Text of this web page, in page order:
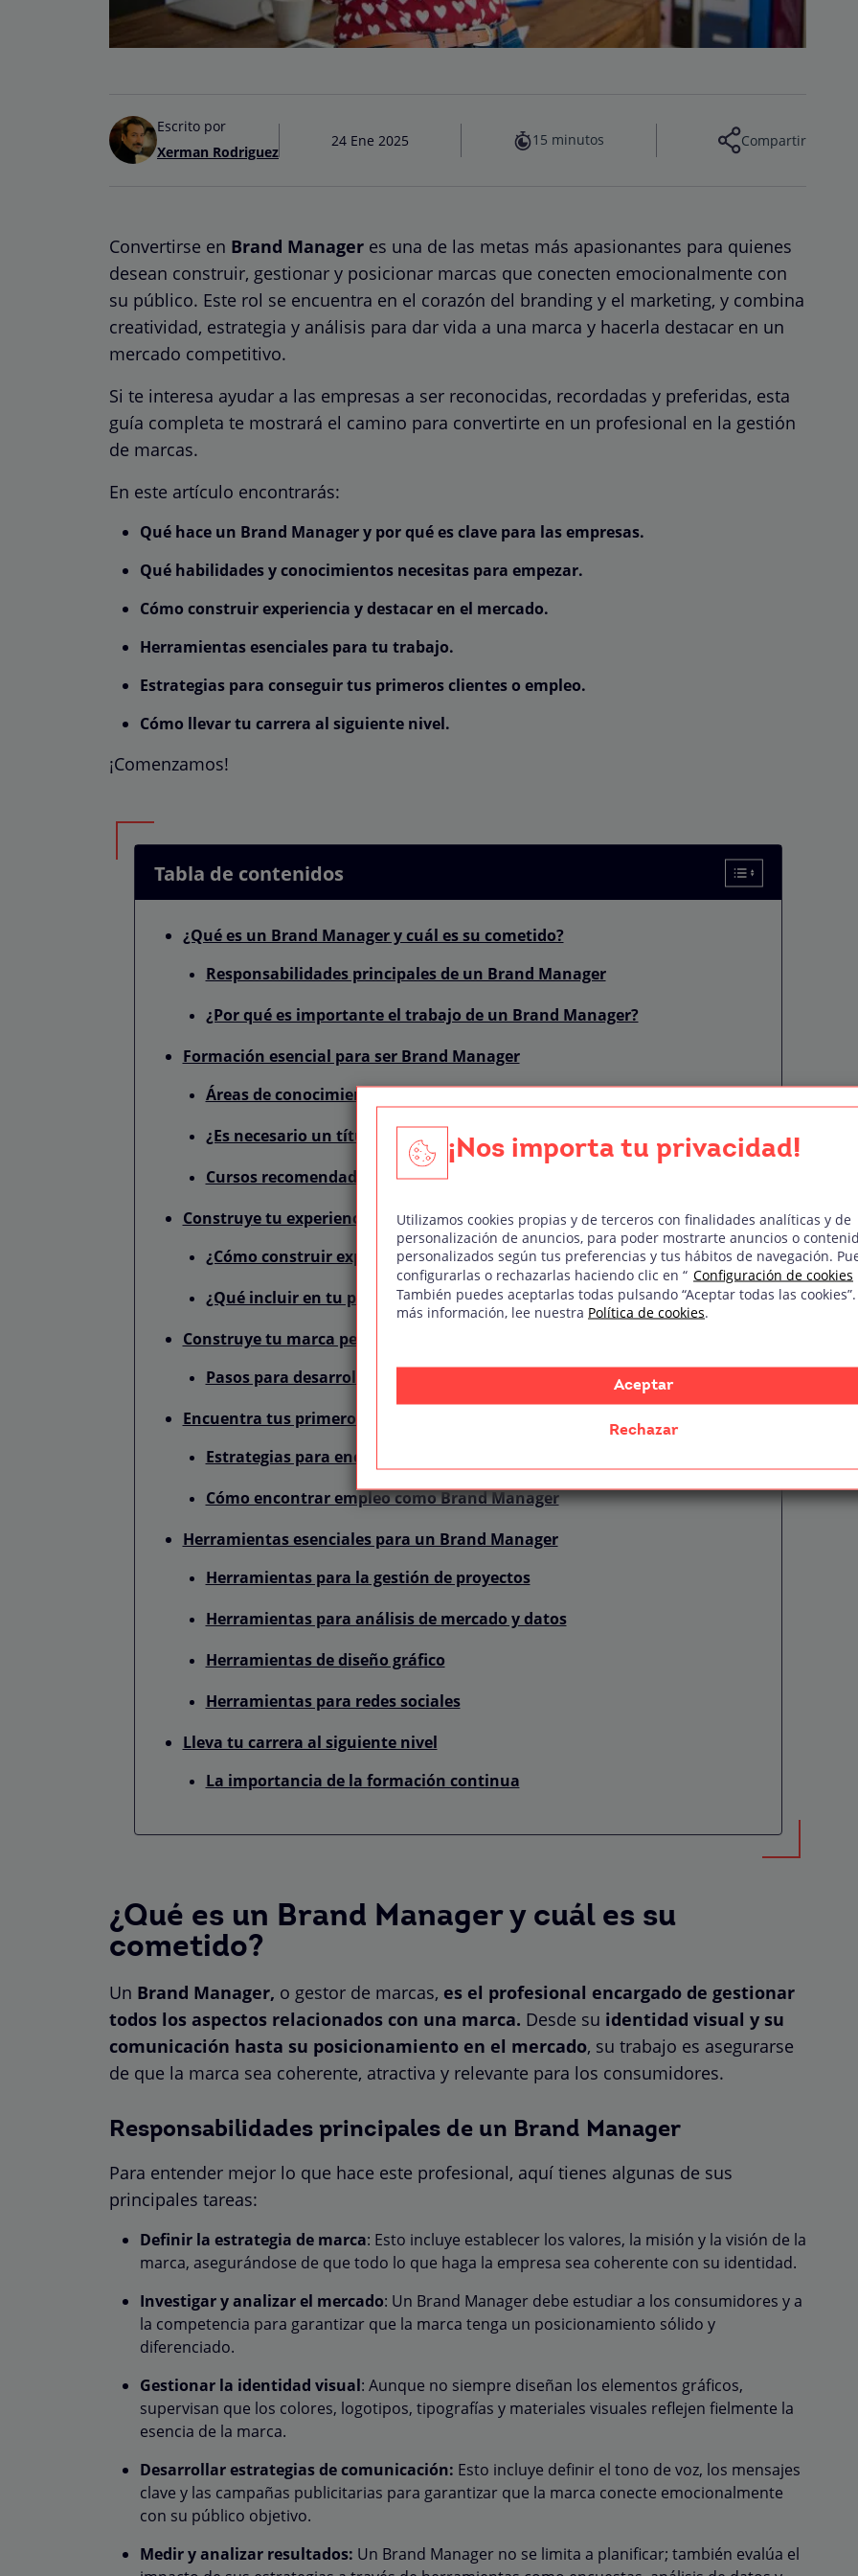
Escrito por
Xerman Rodriguez
24 Ene 2025 15 minutos Compartir
Convertirse en Brand Manager es una de las metas más apasionantes para quienes
desean construir, gestionar y posicionar marcas que conecten emocionalmente con
su público. Este rol se encuentra en el corazón del branding y el marketing, y combina
creatividad, estrategia y análisis para dar vida a una marca y hacerla destacar en un
mercado competitivo.
Si te interesa ayudar a las empresas a ser reconocidas, recordadas y preferidas, esta
guía completa te mostrará el camino para convertirte en un profesional en la gestión
de marcas.
En este artículo encontrarás:
Qué hace un Brand Manager y por qué es clave para las empresas.
Qué habilidades y conocimientos necesitas para empezar.
Cómo construir experiencia y destacar en el mercado.
Herramientas esenciales para tu trabajo.
Estrategias para conseguir tus primeros clientes o empleo.
Cómo llevar tu carrera al siguiente nivel.
¡Comenzamos!
Tabla de contenidos
¿Qué es un Brand Manager y cuál es su cometido?
Responsabilidades principales de un Brand Manager
¿Por qué es importante el trabajo de un Brand Manager?
Formación esencial para ser Brand Manager
Áreas de conocimiento imprescindibles:
¿Es necesario un título universitario?
Cursos recomendados para empezar
Construye tu experiencia y portafolio
¿Cómo construir experiencia desde cero?
¿Qué incluir en tu portfolio?
Construye tu marca personal
Pasos para desarrollar tu marca personal:
Encuentra tus primeros clientes o empleo como Brand Manager
Estrategias para encontrar tus primeros clientes
Cómo encontrar empleo como Brand Manager
Herramientas esenciales para un Brand Manager
Herramientas para la gestión de proyectos
Herramientas para análisis de mercado y datos
Herramientas de diseño gráfico
Herramientas para redes sociales
Lleva tu carrera al siguiente nivel
La importancia de la formación continua
¿Qué es un Brand Manager y cuál es su
cometido?
Un Brand Manager, o gestor de marcas, es el profesional encargado de gestionar
todos los aspectos relacionados con una marca. Desde su identidad visual y su
comunicación hasta su posicionamiento en el mercado, su trabajo es asegurarse
de que la marca sea coherente, atractiva y relevante para los consumidores.
Responsabilidades principales de un Brand Manager
Para entender mejor lo que hace este profesional, aquí tienes algunas de sus
principales tareas:
Definir la estrategia de marca: Esto incluye establecer los valores, la misión y la visión de la
marca, asegurándose de que todo lo que haga la empresa sea coherente con su identidad.
Investigar y analizar el mercado: Un Brand Manager debe estudiar a los consumidores y a
la competencia para garantizar que la marca tenga un posicionamiento sólido y
diferenciado.
Gestionar la identidad visual: Aunque no siempre diseñan los elementos gráficos,
supervisan que los colores, logotipos, tipografías y materiales visuales reflejen fielmente la
esencia de la marca.
Desarrollar estrategias de comunicación: Esto incluye definir el tono de voz, los mensajes
clave y las campañas publicitarias para garantizar que la marca conecte emocionalmente
con su público objetivo.
Medir y analizar resultados: Un Brand Manager no se limita a planificar; también evalúa el
¡Nos importa tu privacidad!
Utilizamos cookies propias y de terceros con finalidades analíticas y de
personalización de anuncios, para poder mostrarte anuncios o
personalizados según tus preferencias y tus hábitos de navegación.
configurarlas o rechazarlas haciendo clic en “ Configuración de cookies
También puedes aceptarlas todas pulsando “Aceptar todas las
más información, lee nuestra Política de cookies.
Aceptar
Rechazar